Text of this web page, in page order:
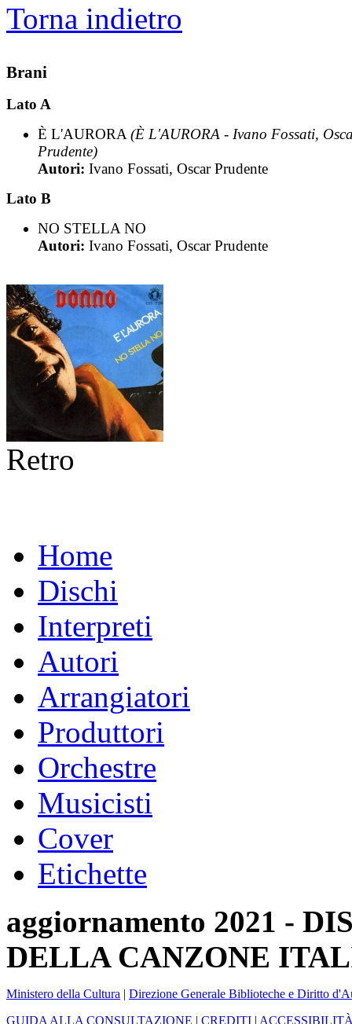
Torna indietro
Brani
Lato A
È L'AURORA(È L'AURORA - Ivano Fossati,
Prudente)
Autori: Ivano Fossati, Oscar Prudente
Lato B
NO STELLA NO
Autori: Ivano Fossati, Oscar Prudente
Retro
Home
Dischi
Interpreti
Autori
Arrangiatori
Produttori
Orchestre
Musicisti
Cover
Etichette
aggiornamento 2021 -
DELLA CANZONE
Ministero della Cultura | Direzione Generale Biblioteche e Diritto
GUIDA ALLA CONSULTAZIONE | CREDITI |